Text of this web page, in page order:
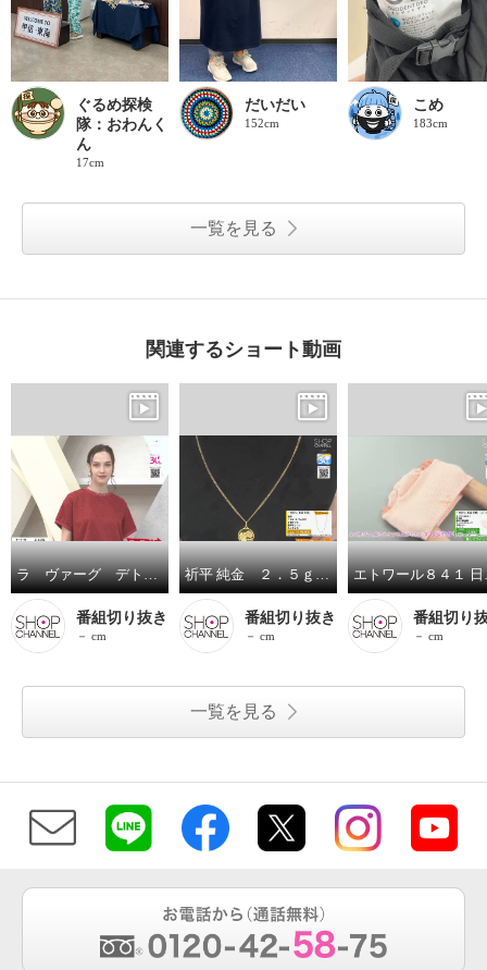
ぐるめ探検
隊：おわんく
ん
17cm
だいだい
152cm
こめ
183cm
一覧を見る
関連するショート動画
ラ ヴァーグ デトワール さりげなく決まる デイリーにもお出かけにも カットジャガード 上品プルオーバー
番組切り抜き
－ cm
祈平 純金 ２．５ｇ ＰＡＭＰ社製 バラの妖精 リバーシブルコイン ペンダントトップ
番組切り抜き
－ cm
エトワール
番組切り
－ cm
一覧を見る